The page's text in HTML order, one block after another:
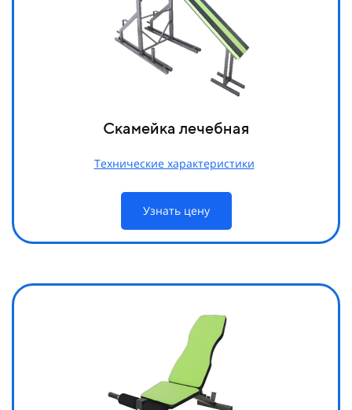
Скамейка лечебная
Технические характеристики
Узнать цену